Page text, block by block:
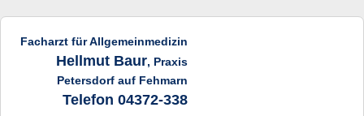
Facharzt für Allgemeinmedizin
Hellmut Baur, Praxis
Petersdorf auf Fehmarn
Telefon 04372-338